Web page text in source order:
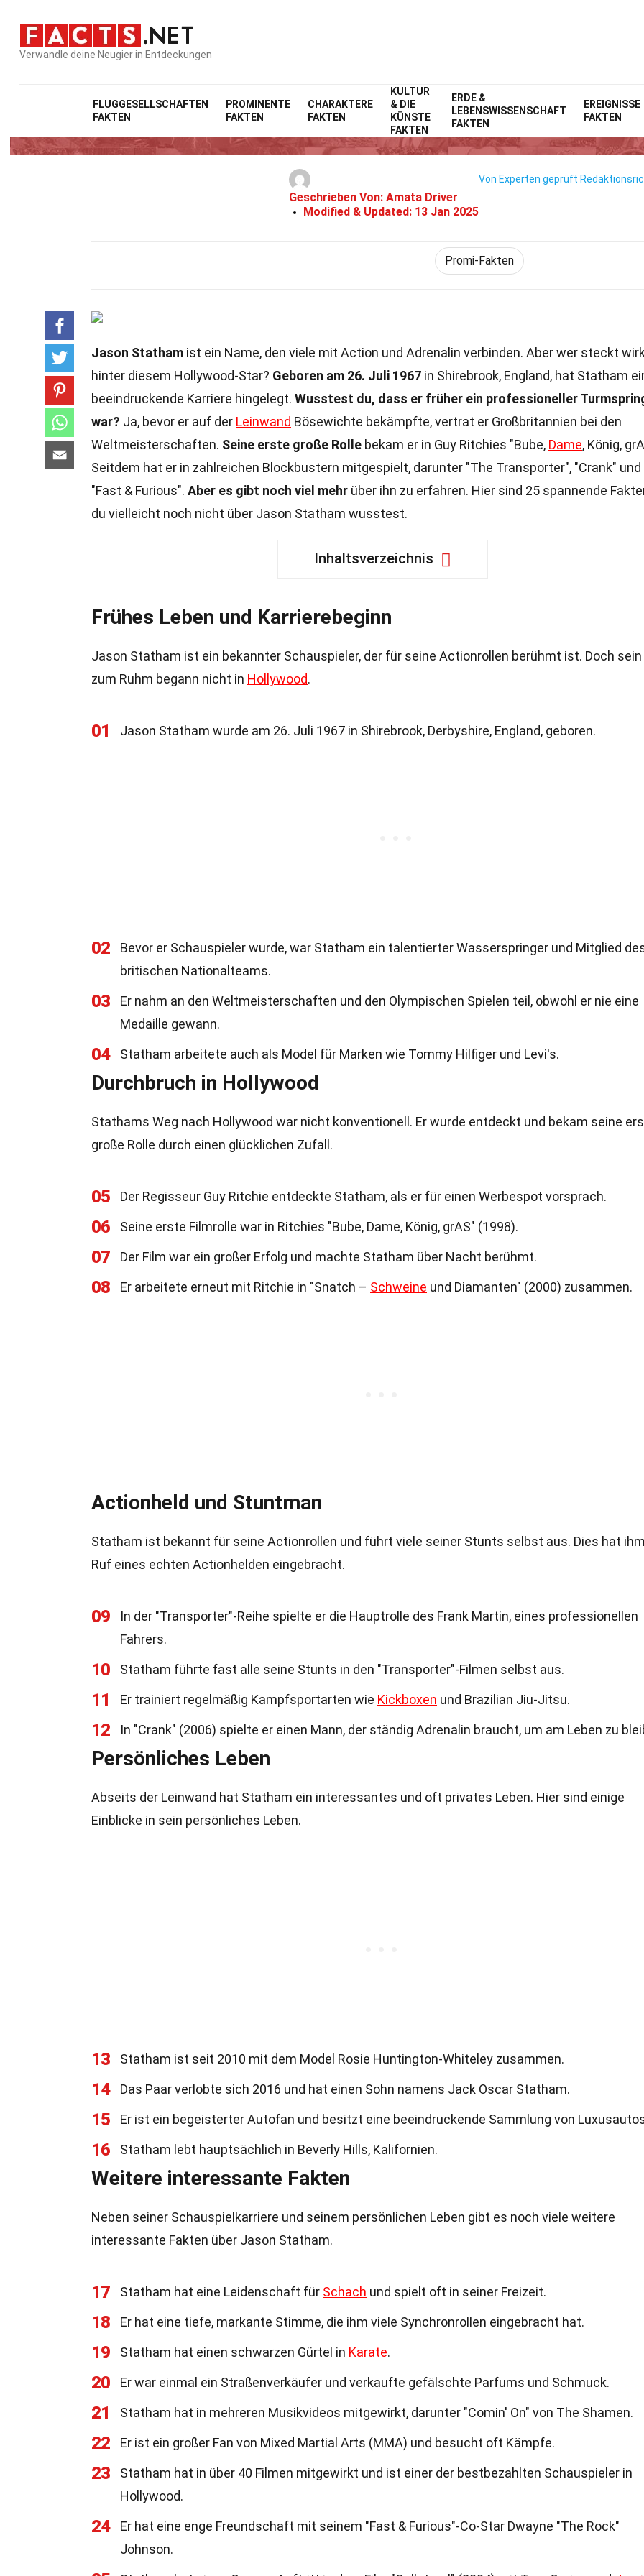
Verwandle deine Neugier in Entdeckungen
FLUGGESELLSCHAFTEN
FAKTEN
PROMINENTE
FAKTEN
CHARAKTERE
FAKTEN
KULTUR
& DIE
KÜNSTE
FAKTEN
ERDE &
LEBENSWISSENSCHAFT
FAKTEN
EREIGNISSE
FAKTEN
Home Prominente
25 Fakten Über Jason Statham
Geschrieben Von: Amata Driver
Modified & Updated: 13 Jan 2025
Von Experten geprüft
Promi-Fakten
Jason Statham ist ein Name, den viele mit Action und Adrenalin verbinden. Aber wer steckt
hinter diesem Hollywood-Star? Geboren am 26. Juli 1967 in Shirebrook, England, hat Statham
beeindruckende Karriere hingelegt. Wusstest du, dass er früher ein professioneller
war? Ja, bevor er auf der Leinwand Bösewichte bekämpfte, vertrat er Großbritannien bei den
Weltmeisterschaften. Seine erste große Rolle bekam er in Guy Ritchies "Bube, Dame, König,
Seitdem hat er in zahlreichen Blockbustern mitgespielt, darunter "The Transporter", "Crank" und
"Fast & Furious". Aber es gibt noch viel mehr über ihn zu erfahren. Hier sind 25 spannende
du vielleicht noch nicht über Jason Statham wusstest.
Inhaltsverzeichnis
Frühes Leben und Karrierebeginn
Jason Statham ist ein bekannter Schauspieler, der für seine Actionrollen berühmt ist. Doch sein
zum Ruhm begann nicht in Hollywood.
01 Jason Statham wurde am 26. Juli 1967 in Shirebrook, Derbyshire, England, geboren.
02
Bevor er Schauspieler wurde, war Statham ein talentierter Wasserspringer und Mitglied
britischen Nationalteams.
03
Er nahm an den Weltmeisterschaften und den Olympischen Spielen teil, obwohl er nie eine
Medaille gewann.
04 Statham arbeitete auch als Model für Marken wie Tommy Hilfiger und Levi's.
Durchbruch in Hollywood
Stathams Weg nach Hollywood war nicht konventionell. Er wurde entdeckt und bekam seine
große Rolle durch einen glücklichen Zufall.
05 Der Regisseur Guy Ritchie entdeckte Statham, als er für einen Werbespot vorsprach.
06 Seine erste Filmrolle war in Ritchies "Bube, Dame, König, grAS" (1998).
07 Der Film war ein großer Erfolg und machte Statham über Nacht berühmt.
08 Er arbeitete erneut mit Ritchie in "Snatch – Schweine und Diamanten" (2000) zusammen.
Actionheld und Stuntman
Statham ist bekannt für seine Actionrollen und führt viele seiner Stunts selbst aus. Dies hat
Ruf eines echten Actionhelden eingebracht.
09
In der "Transporter"-Reihe spielte er die Hauptrolle des Frank Martin, eines professionellen
Fahrers.
10 Statham führte fast alle seine Stunts in den "Transporter"-Filmen selbst aus.
11 Er trainiert regelmäßig Kampfsportarten wie Kickboxen und Brazilian Jiu-Jitsu.
12 In "Crank" (2006) spielte er einen Mann, der ständig Adrenalin braucht, um am Leben zu
Persönliches Leben
Abseits der Leinwand hat Statham ein interessantes und oft privates Leben. Hier sind einige
Einblicke in sein persönliches Leben.
13 Statham ist seit 2010 mit dem Model Rosie Huntington-Whiteley zusammen.
14 Das Paar verlobte sich 2016 und hat einen Sohn namens Jack Oscar Statham.
15 Er ist ein begeisterter Autofan und besitzt eine beeindruckende Sammlung von
16 Statham lebt hauptsächlich in Beverly Hills, Kalifornien.
Weitere interessante Fakten
Neben seiner Schauspielkarriere und seinem persönlichen Leben gibt es noch viele weitere
interessante Fakten über Jason Statham.
17 Statham hat eine Leidenschaft für Schach und spielt oft in seiner Freizeit.
18 Er hat eine tiefe, markante Stimme, die ihm viele Synchronrollen eingebracht hat.
19 Statham hat einen schwarzen Gürtel in Karate.
20 Er war einmal ein Straßenverkäufer und verkaufte gefälschte Parfums und Schmuck.
21 Statham hat in mehreren Musikvideos mitgewirkt, darunter "Comin' On" von The Shamen.
22 Er ist ein großer Fan von Mixed Martial Arts (MMA) und besucht oft Kämpfe.
23
Statham hat in über 40 Filmen mitgewirkt und ist einer der bestbezahlten Schauspieler in
Hollywood.
24
Er hat eine enge Freundschaft mit seinem "Fast & Furious"-Co-Star Dwayne "The Rock"
Johnson.